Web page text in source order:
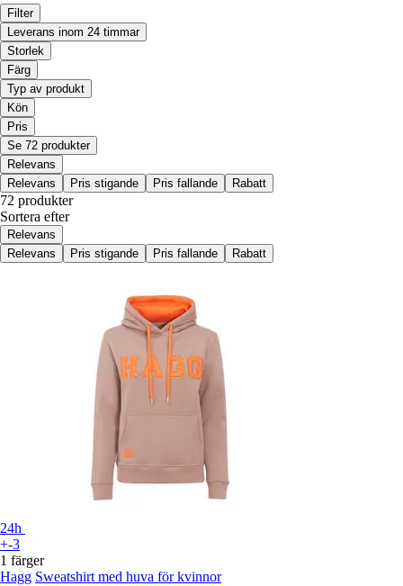
Filter
Leverans inom 24 timmar
Storlek
Färg
Typ av produkt
Kön
Pris
Se 72 produkter
Relevans
Relevans
Pris stigande Pris fallande Rabatt
72 produkter
Sortera efter
Relevans
Relevans
Pris stigande Pris fallande Rabatt
24h
+-3
1 färger
Hagg Sweatshirt med huva för kvinnor